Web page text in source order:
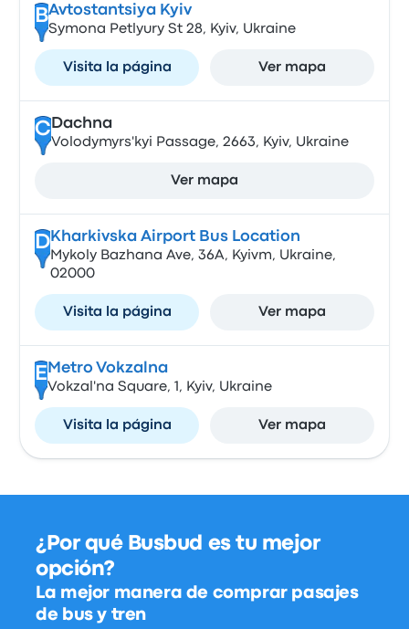
BAvtostantsiya Kyiv
Symona Petlyury St 28, Kyiv, Ukraine
Visita la página Ver mapa
CDachna
Volodymyrs'kyi Passage, 2663, Kyiv, Ukraine
Ver mapa
DKharkivska Airport Bus Location
Mykoly Bazhana Ave, 36А, Kyivm, Ukraine,
02000
Visita la página Ver mapa
E Metro Vokzalna
Vokzal'na Square, 1, Kyiv, Ukraine
Visita la página Ver mapa
¿Por qué Busbud es tu mejor
opción?
La mejor manera de comprar pasajes
de bus y tren